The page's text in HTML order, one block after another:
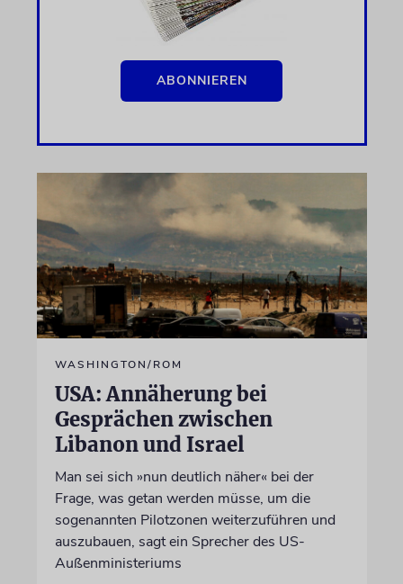
ABONNIEREN
WASHINGTON/ROM
USA: Annäherung bei
Gesprächen zwischen
Libanon und Israel
Man sei sich »nun deutlich näher« bei der
Frage, was getan werden müsse, um die
sogenannten Pilotzonen weiterzuführen und
auszubauen, sagt ein Sprecher des US-
Außenministeriums